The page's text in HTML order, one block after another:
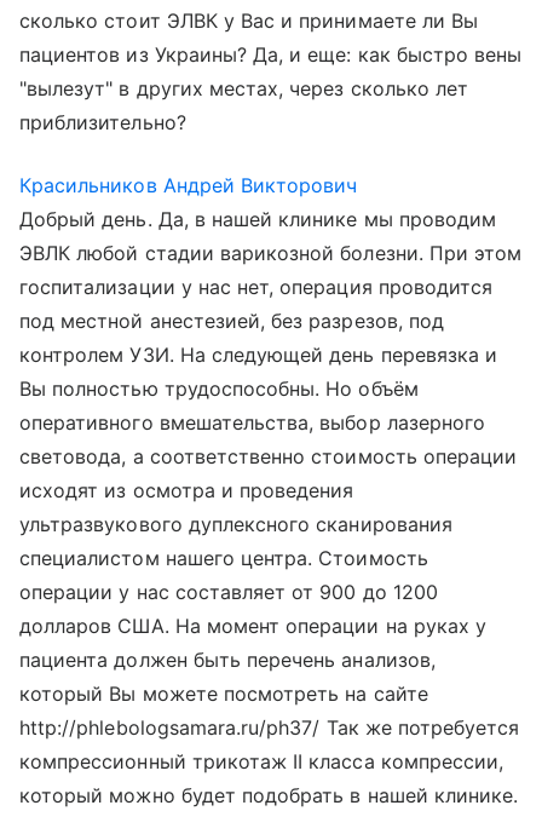
сколько стоит ЭЛВК у Вас и принимаете ли Вы
пациентов из Украины? Да, и еще: как быстро вены
"вылезут" в других местах, через сколько лет
приблизительно?
Красильников Андрей Викторович
Добрый день. Да, в нашей клинике мы проводим
ЭВЛК любой стадии варикозной болезни. При этом
госпитализации у нас нет, операция проводится
под местной анестезией, без разрезов, под
контролем УЗИ. На следующей день перевязка и
Вы полностью трудоспособны. Но объём
оперативного вмешательства, выбор лазерного
световода, а соответственно стоимость операции
исходят из осмотра и проведения
ультразвукового дуплексного сканирования
специалистом нашего центра. Стоимость
операции у нас составляет от 900 до 1200
долларов США. На момент операции на руках у
пациента должен быть перечень анализов,
который Вы можете посмотреть на сайте
http://phlebologsamara.ru/ph37/ Так же потребуется
компрессионный трикотаж II класса компрессии,
который можно будет подобрать в нашей клинике.